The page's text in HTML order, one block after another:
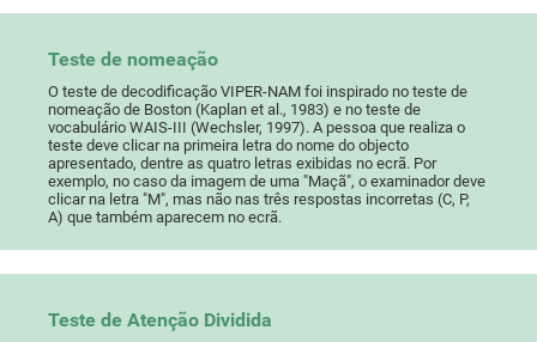
Teste de nomeação
O teste de decodificação VIPER-NAM foi inspirado no teste de
nomeação de Boston (Kaplan et al., 1983) e no teste de
vocabulário WAIS-III (Wechsler, 1997). A pessoa que realiza o
teste deve clicar na primeira letra do nome do objecto
apresentado, dentre as quatro letras exibidas no ecrã. Por
exemplo, no caso da imagem de uma "Maçã", o examinador deve
clicar na letra "M", mas não nas três respostas incorretas (C, P,
A) que também aparecem no ecrã.
Teste de Atenção Dividida